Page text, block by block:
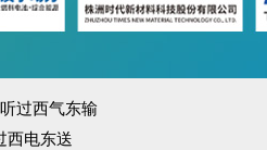
过西气东输
西电东送